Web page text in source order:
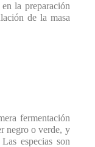
la preparación
de la masa
fermentación
negro o verde, y
especias son